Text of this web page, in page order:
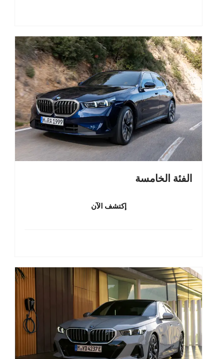
الفئة الخامسة
إكتشف الآن